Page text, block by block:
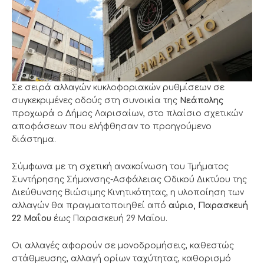
Σε σειρά αλλαγών κυκλοφοριακών ρυθμίσεων σε
συγκεκριμένες οδούς στη συνοικία της Νεάπολης
προχωρά ο Δήμος Λαρισαίων, στο πλαίσιο σχετικών
αποφάσεων που ελήφθησαν το προηγούμενο
διάστημα.
Σύμφωνα με τη σχετική ανακοίνωση του Τμήματος
Συντήρησης Σήμανσης-Ασφάλειας Οδικού Δικτύου της
Διεύθυνσης Βιώσιμης Κινητικότητας, η υλοποίηση των
αλλαγών θα πραγματοποιηθεί από αύριο, Παρασκευή
22 Μαΐου έως Παρασκευή 29 Μαΐου.
Οι αλλαγές αφορούν σε μονοδρομήσεις, καθεστώς
στάθμευσης, αλλαγή ορίων ταχύτητας, καθορισμό